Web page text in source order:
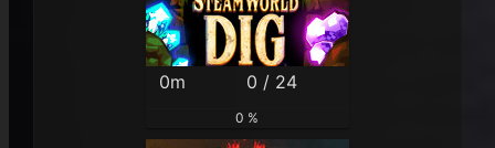
0m 0 / 24
0 %